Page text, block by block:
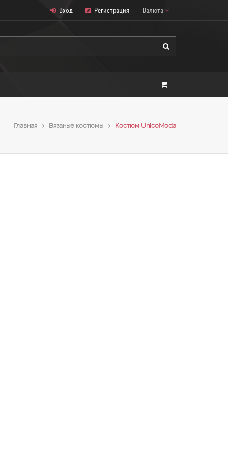
Валюта
Вход Регистрация
Главная Вязаные костюмы Костюм UnicoModa